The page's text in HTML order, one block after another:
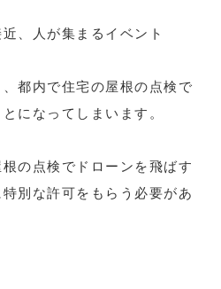
、人が集まるイベント
都内で住宅の屋根の点検で
になってしまいます。
の点検でドローンを飛ばす
別な許可をもらう必要があ